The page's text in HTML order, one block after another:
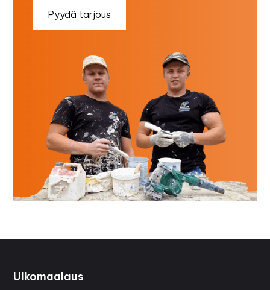
Pyydä tarjous
Ulkomaalaus